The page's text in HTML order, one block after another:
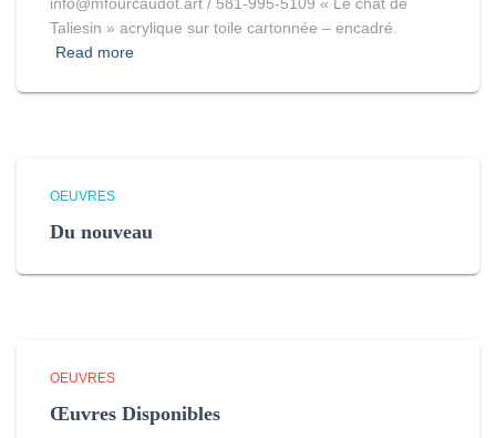
info@mfourcaudot.art / 581-995-5109 « Le chat de
Taliesin » acrylique sur toile cartonnée – encadré.
Read more
OEUVRES
Du nouveau
OEUVRES
Œuvres Disponibles